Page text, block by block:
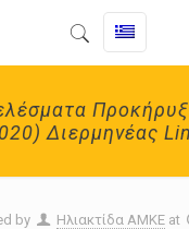
Διερμηνέας
by Ηλιακτίδα ΑΜΚΕ at